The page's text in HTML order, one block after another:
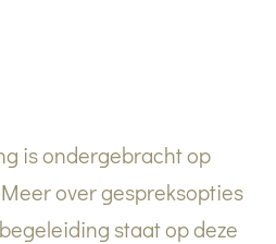
is ondergebracht op
Meer over gespreksopties
staat op deze